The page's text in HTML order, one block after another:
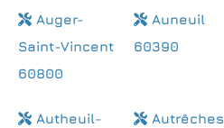
Auger-
Saint-Vincent
60800
Auneuil
60390
Autheuil-
Autrêches